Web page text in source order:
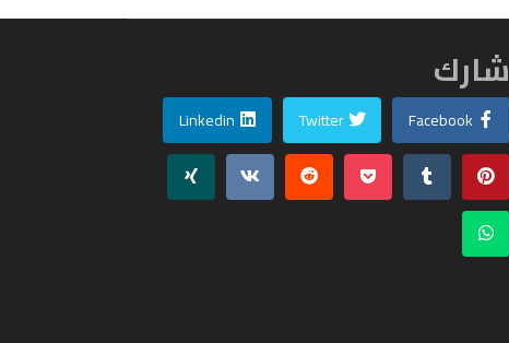
شارك
Facebook
Twitter
Linkedin